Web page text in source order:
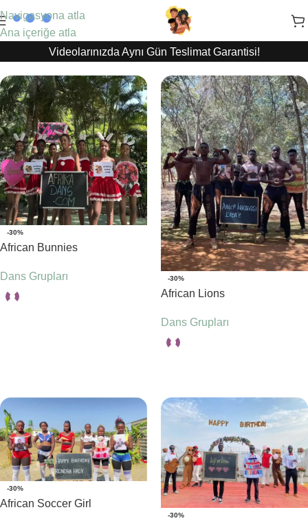
Navigasyona atla
Ana içeriğe atla
Videolarınızda Aynı Gün Teslimat Garantisi!
-30%
African Bunnies
Dans Grupları -30%
African Lions
Dans Grupları
-30%
African Soccer Girl
-30%